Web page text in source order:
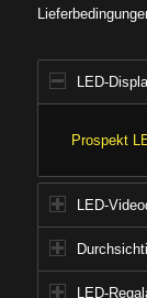
LED-
Prospekt
LED-
LED-